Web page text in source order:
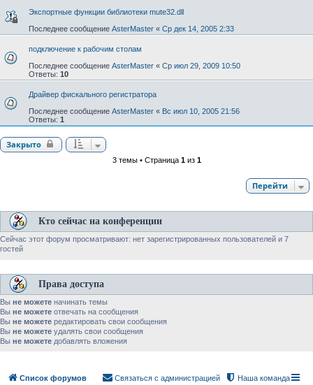
Экспортные функции библиотеки mute32.dll
Последнее сообщение AsterMaster « Ср дек 14, 2005 2:33
подключение к рабочим столам
Последнее сообщение AsterMaster « Ср июл 29, 2009 10:50
Ответы: 10
Драйвер фискального регистратора
Последнее сообщение AsterMaster « Вс июл 10, 2005 21:56
Ответы: 1
Закрыто
3 темы • Страница 1из 1
Перейти
Кто сейчас на конференции
Сейчас этот форум просматривают: нет зарегистрированных пользователей и 7
гостей
Права доступа
Вы не можете начинать темы
Вы не можете отвечать на сообщения
Вы не можете редактировать свои сообщения
Вы не можете удалять свои сообщения
Вы не можете добавлять вложения
Список форумов Наша команда
Связаться с администрацией